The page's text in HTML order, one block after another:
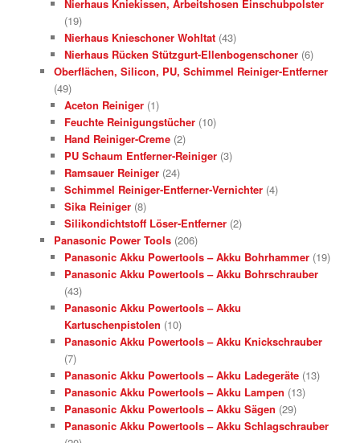
Nierhaus Kniekissen, Arbeitshosen Einschubpolster
(19)
Nierhaus Knieschoner Wohltat (43)
Nierhaus Rücken Stützgurt-Ellenbogenschoner (6)
Oberflächen, Silicon, PU, Schimmel Reiniger-Entferner
(49)
Aceton Reiniger (1)
Feuchte Reinigungstücher (10)
Hand Reiniger-Creme (2)
PU Schaum Entferner-Reiniger (3)
Ramsauer Reiniger (24)
Schimmel Reiniger-Entferner-Vernichter (4)
Sika Reiniger (8)
Silikondichtstoff Löser-Entferner (2)
Panasonic Power Tools (206)
Panasonic Akku Powertools – Akku Bohrhammer (19)
Panasonic Akku Powertools – Akku Bohrschrauber
(43)
Panasonic Akku Powertools – Akku
Kartuschenpistolen (10)
Panasonic Akku Powertools – Akku Knickschrauber
(7)
Panasonic Akku Powertools – Akku Ladegeräte (13)
Panasonic Akku Powertools – Akku Lampen (13)
Panasonic Akku Powertools – Akku Sägen (29)
Panasonic Akku Powertools – Akku Schlagschrauber